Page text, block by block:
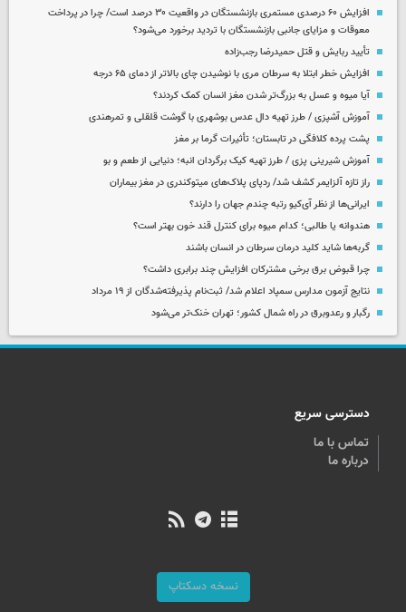
افزایش ۶۰ درصدی مستمری‌ بازنشستگان در واقعیت ۳۰ درصد است/ چرا در پرداخت
معوقات و مزایای جانبی بازنشستگان با تردید برخورد می‌شود؟
تأیید ربایش و قتل حمیدرضا رجب‌زاده
افزایش خطر ابتلا به سرطان مری با نوشیدن چای بالاتر از دمای ۶۵ درجه
آیا میوه و عسل به بزرگ‌تر شدن مغز انسان کمک کردند؟
آموزش آشپزی / طرز تهیه دال عدس بوشهری با گوشت قلقلی و تمرهندی
پشت پرده کلافگی در تابستان؛ تأثیرات گرما بر مغز
آموزش شیرینی پزی / طرز تهیه کیک برگردان انبه؛ دنیایی از طعم و بو
راز تازه آلزایمر کشف شد/ ردپای پلاک‌های میتوکندری در مغز بیماران
ایرانی‌ها از نظر آی‌کیو رتبه چندم جهان را دارند؟
هندوانه یا طالبی؛ کدام‌ میوه برای کنترل قند خون بهتر است؟
گربه‌ها شاید کلید درمان سرطان در انسان باشند
چرا قبوض برق برخی مشترکان افزایش چند برابری داشت؟
نتایج آزمون مدارس سمپاد اعلام شد/ ثبت‌نام پذیرفته‌شدگان از ۱۹ مرداد
رگبار و رعدوبرق در راه شمال کشور؛ تهران خنک‌تر می‌شود
دسترسی سریع
تماس با ما
درباره ما
نسخه دسکتاپ